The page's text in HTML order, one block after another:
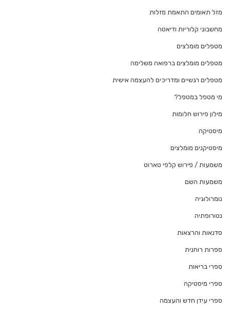
מזל תאומים התאמת מזלות
מחשבוני קלוריות ודיאטה
מטפלים מומלצים
מטפלים מומלצים ברפואה משלימה
מטפלים רגשיים ומדריכים להעצמה אישית
מי מטפל במטפל?
מילון פירוש חלומות
מיסטיקה
מיסטיקנים מומלצים
משמעות / פירוש קלפי טארוט
משמעות השם
נומרולוגיה
נטורופתיה
סדנאות והרצאות
ספרות רוחנית
ספרי בריאות
ספרי מיסטיקה
ספרי עידן חדש והעצמה